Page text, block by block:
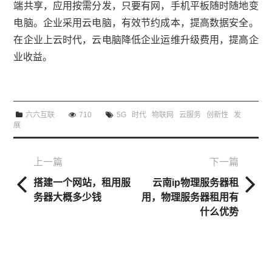
端共享，应用按需分发，只要有网，手机平板随时随地变
电脑。企业采用云电脑，有效节约成本，提高数据安全。
在企业上云时代，云电脑降低企业运维升级费用，提高企
业收益。
六六互联 710 5G 时代 物联网 云服务 创新性
发
展
上一篇
搭建一个网站，租用服
务器大概多少钱
下一篇
云南ip物理服务器租
用，物理服务器租用有
什么优势